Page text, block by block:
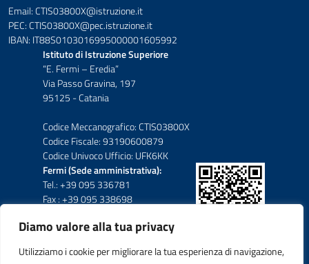
Diamo valore alla tua privacy
Utilizziamo i cookie per migliorare la tua esperienza di navigazione,
Email: CTIS03800X@istruzione.it
PEC: CTIS03800X@pec.istruzione.it
IBAN: IT88S0103016995000001605992
Istituto di Istruzione Superiore
“E. Fermi – Eredia”
Via Passo Gravina, 197
95125 - Catania
Codice Meccanografico: CTIS03800X
Codice Fiscale: 93190600879
Codice Univoco Ufficio: UFK6KK
Fermi (Sede amministrativa):
Tel.: +39 095 336781
Fax : +39 095 338698
Eredia-Deodato:
Tel.: +39 095 6136206